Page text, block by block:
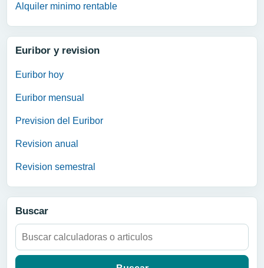
Alquiler minimo rentable
Euribor y revision
Euribor hoy
Euribor mensual
Prevision del Euribor
Revision anual
Revision semestral
Buscar
Buscar: